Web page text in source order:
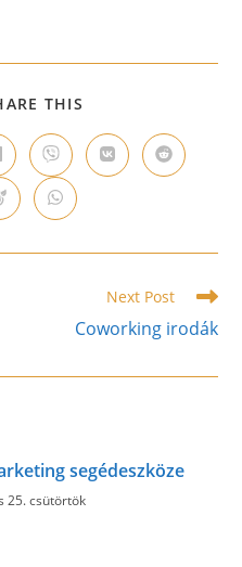
THIS
CONTENT
Opens
in
a
new
window
Opens
in
Opens
in
Opens
in
new
Next Post
Coworking irodák
segédeszköze
25. csütörtök